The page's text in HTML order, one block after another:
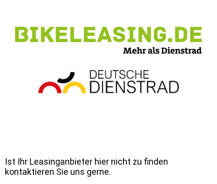
Ist Ihr Leasinganbieter hier nicht zu finden
kontaktieren Sie uns gerne.